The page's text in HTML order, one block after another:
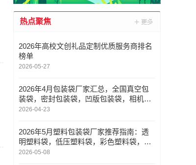
热点聚焦
2026年高校文创礼品定制优质服务商排名
榜单
2026-05-27
2026年4月包装袋厂家汇总，全国真空包
装袋，密封包装袋，凹版包装袋，相机包
装袋重点企业官方联系方式与采购指南
2026-04-23
2026年5月塑料包装袋厂家推荐指南：透
明塑料袋，低压塑料袋，彩色塑料袋，防
尘塑料袋公司优选！
2026-05-08